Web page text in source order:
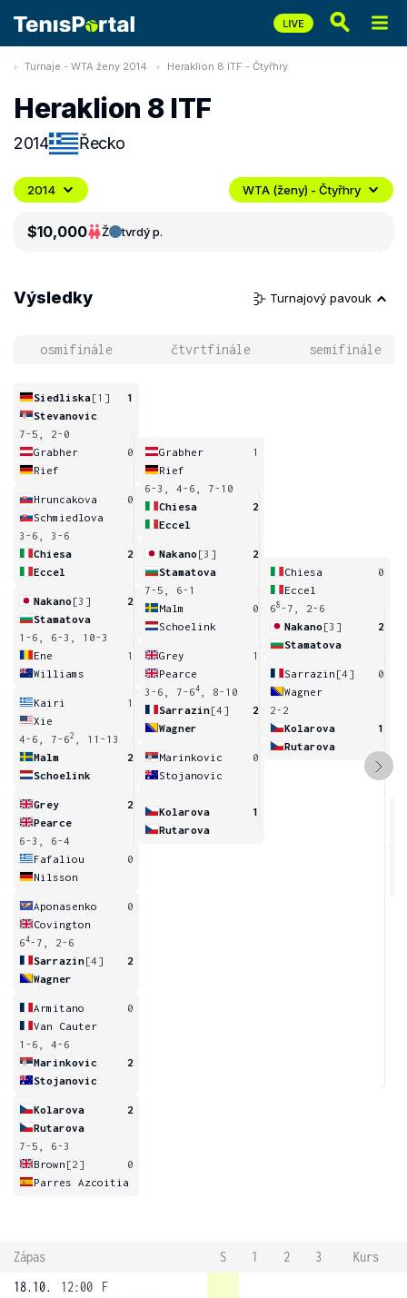
Turnaje - WTA ženy 2014 Heraklion 8 ITF - Čtyřhry
Heraklion 8 ITF
2014 Řecko
2014 WTA (ženy) - Čtyřhry
$10,000 Ž tvrdý p.
Výsledky Turnajový pavouk
osmifinále čtvrtfinále semifinále
Siedliska[1]
1
Stevanovic
7-5, 2-0
Grabher
0
Rief
Hruncakova
0
Schmiedlova
3-6, 3-6
Chiesa
2
Eccel
Nakano [3]
2
Stamatova
1-6, 6-3, 10-3
Ene
1
Williams
Kairi
1
Xie
4-6, 7-62
, 11-13
Malm
2
Schoelink
Grey
2
Pearce
6-3, 6-4
Fafaliou
0
Nilsson
Aponasenko
0
Covington
64-7, 2-6
Sarrazin[4]
2
Wagner
Armitano
0
Van Cauter
1-6, 4-6
Marinkovic
2
Stojanovic
Kolarova
2
Rutarova
7-5, 6-3
Brown [2]
0
Parres Azcoitia
Grabher
1
Rief
6-3, 4-6, 7-10
Chiesa
2
Eccel
Nakano [3]
2
Stamatova
7-5, 6-1
Malm
0
Schoelink
Grey
1
Pearce
3-6, 7-64
, 8-10
Sarrazin[4]
2
Wagner
Marinkovic
0
Stojanovic
Kolarova
1
Rutarova
Chiesa
0
Eccel
68 -7, 2-6
Nakano [3]
2
Stamatova
Sarrazin [4]
0
Wagner
2-2
Kolarova
1
Rutarova
Zápas S 1 2 3
Kurs
18.10.
12:00
F